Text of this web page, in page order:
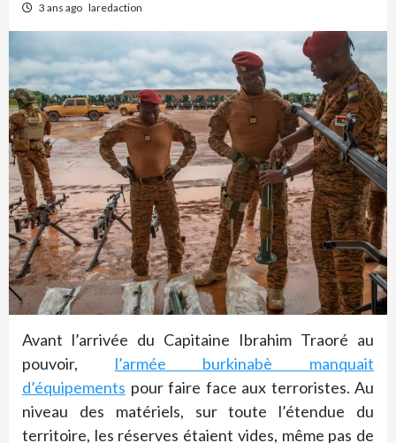
3 ans ago laredaction
Avant l’arrivée du Capitaine Ibrahim Traoré au
pouvoir, l’armée burkinabè manquait
d’équipements pour faire face aux terroristes. Au
niveau des matériels, sur toute l’étendue du
territoire, les réserves étaient vides, même pas de